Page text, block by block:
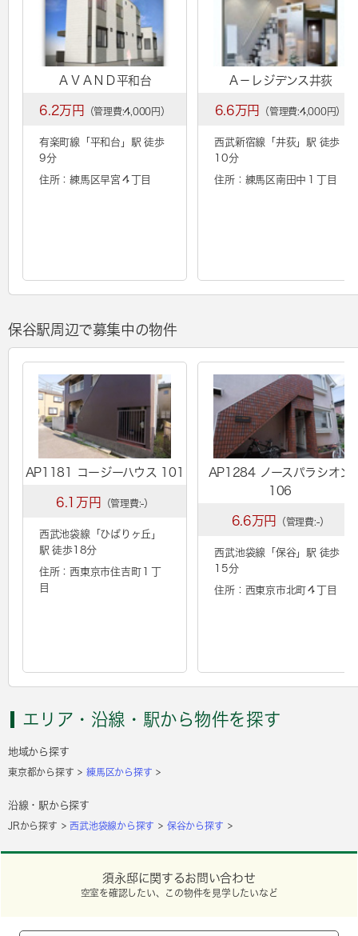
ＡＶＡＮＤ平和台
6.2万円 （管理費:4,000円）
有楽町線「 平和台 」駅 徒歩
9分
住所：練馬区早宮４丁目
Ａ－レジデンス井荻
6.6万円 （管理費:4,000円）
西武新宿線「 井荻 」駅 徒歩
10分
住所：練馬区南田中１丁目
保谷駅周辺で募集中の物件
AP1181 コージーハウス 101
6.1万円 （管理費:-）
西武池袋線「 ひばりヶ丘 」
駅 徒歩18分
住所：西東京市住吉町１丁
目
AP1284 ノースパラシオン
106
6.6万円 （管理費:-）
西武池袋線「 保谷」駅 徒歩
15分
住所：西東京市北町４丁目
エリア・沿線・駅から物件を探す
地域から探す
東京都から探す 練馬区から探す
沿線・駅から探す
JRから探す 西武池袋線から探す 保谷から探す
須永邸に関するお問い合わせ
空室を確認したい、この物件を見学したいなど